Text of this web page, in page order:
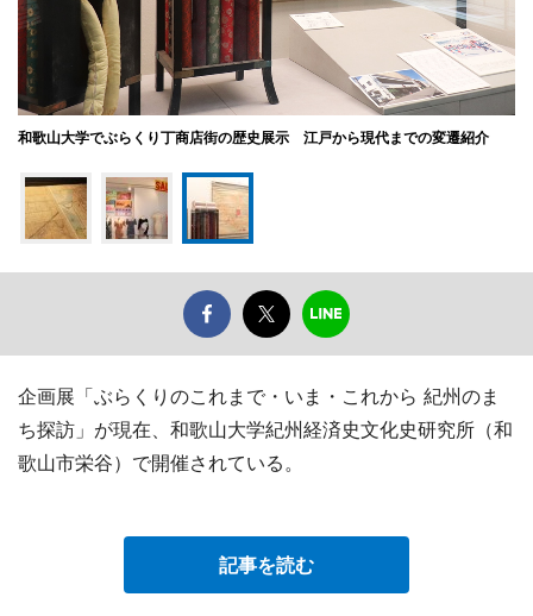
和歌山大学でぶらくり丁商店街の歴史展示 江戸から現代までの変遷紹介
企画展「ぶらくりのこれまで・いま・これから 紀州のま
ち探訪」が現在、和歌山大学紀州経済史文化史研究所（和
歌山市栄谷）で開催されている。
記事を読む